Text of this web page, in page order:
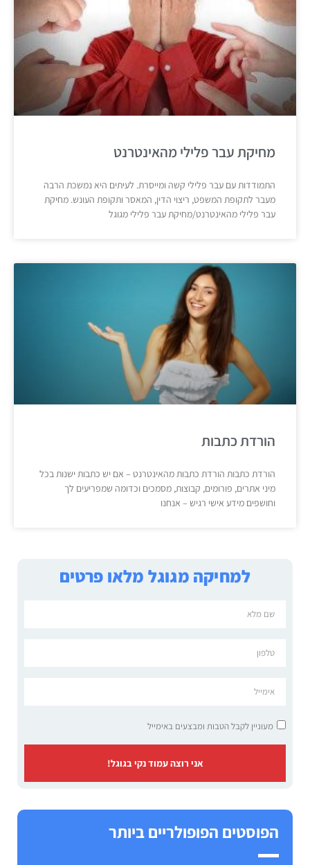
למחיקה מגוגל מלאו פרטים
מעוניין לקבל הטבות ומבצעים באימייל
אני רוצה עמוד נקי בגוגל!
הפוסטים הפופולריים ביותר
מחיקת עבר פלילי מהאינטרנט
התמודדות עם עבר פלילי קשה ומייסרת. לעיתים היא נמשכת הרבה
מעבר לתקופת המשפט, ריצוי הדין, המאסר ותקופת העונש. מחיקת
עבר פלילי מהאינטרנט/מחיקת עבר פלילי מגוגל
הורדת כתבות
הורדת כתבות הורדת כתבות מהאינטרנט – אם יש כתבות ישנות בכל
מיני אתרים, פורומים, קבוצות, מסמכים וכדומה שמפריעים לך
וחושפים מידע אישי רגיש – אנחנו